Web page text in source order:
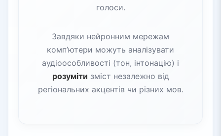
голоси.
Завдяки нейронним мережам
комп’ютери можуть аналізувати
аудіоособливості (тон, інтонацію) і
розуміти зміст незалежно від
регіональних акцентів чи різних мов.